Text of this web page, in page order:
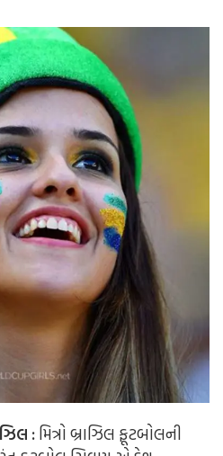
:મિત્રો બ્રાઝિલ ફૂટબોલની